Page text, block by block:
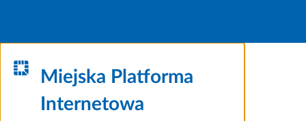
Miejska Platforma
Internetowa